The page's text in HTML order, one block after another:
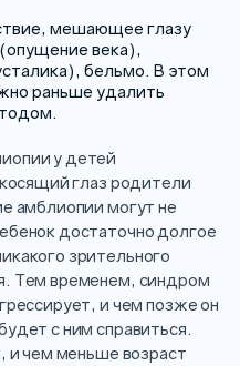
мешающее глазу
века),
бельмо. В этом
раньше удалить
у детей
глаз родители
амблиопии могут не
достаточно долгое
зрительного
Тем временем, синдром
и чем позже он
с ним справиться.
и чем меньше возраст